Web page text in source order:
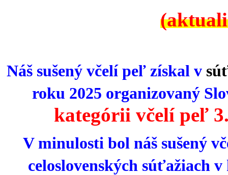
Náš sušený včelí peľ získal v
roku 2025 organizovaný
kategórii včelí peľ
V minulosti bol náš sušený
celoslovenských súťažiach